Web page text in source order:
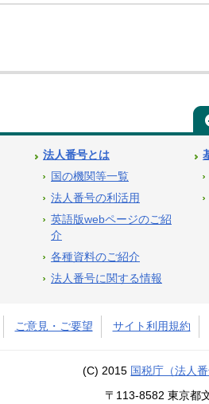
法人番号とは
国の機関等一覧
法人番号の利活用
英語版webページのご紹
介
各種資料のご紹介
法人番号に関する情報
ご意見・ご要望 サイト利用規約
(C) 2015 国税庁（法人
〒113-8582 東京都